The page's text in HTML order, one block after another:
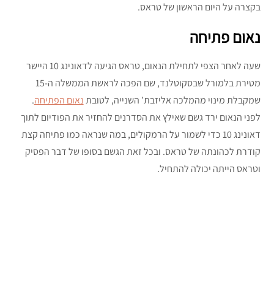
בקצרה על היום הראשון של טראס.
נאום פתיחה
שעה לאחר הצפי לתחילת הנאום, טראס הגיעה לדאונינג 10 היישר
מטירת בלמורל שבסקוטלנד, שם הפכה לראשת הממשלה ה-15
שמקבלת מינוי מהמלכה אליזבת’ השנייה, לטובתנאום הפתיחה.
לפני הנאום ירד גשם שאילץ את הסדרנים להחזיר את הפודיום לתוך
דאונינג 10 כדי לשמור על הרמקולים, במה שנראה כמו פתיחה קצת
קודרת לכהונתה של טראס. ובכל זאת הגשם בסופו של דבר הפסיק
וטראס הייתה יכולה להתחיל.